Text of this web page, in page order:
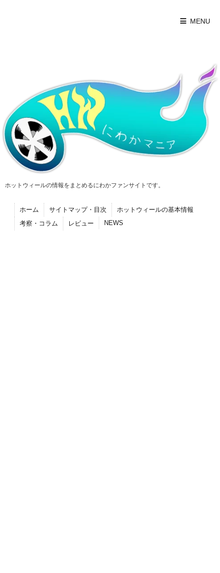
MENU
ホットウィールの情報をまとめるにわかファンサイトです。
ホーム サイトマップ・目次
ホットウィールの基本情報
考察・コラム
レビュー NEWS